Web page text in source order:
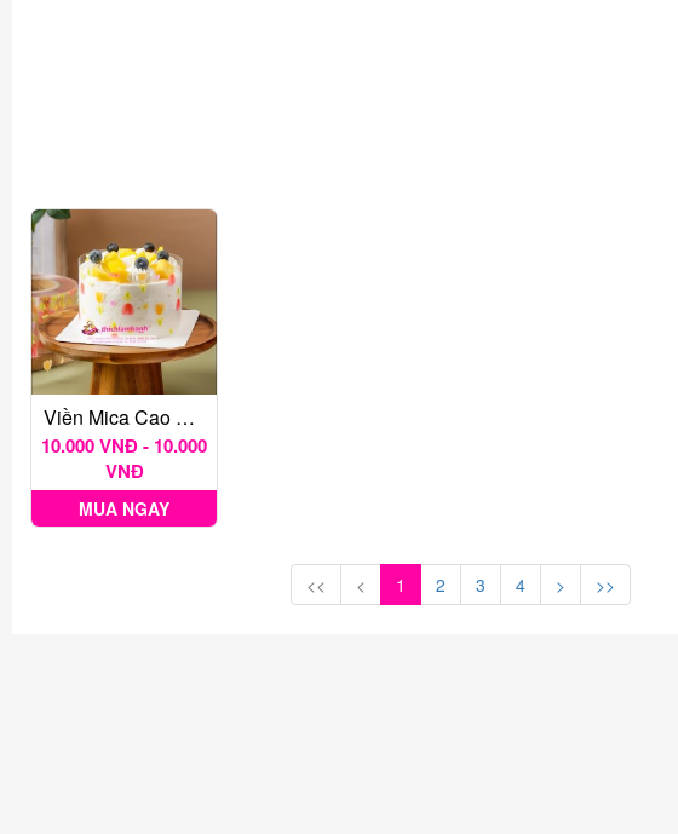
Viền Mica Cao 8cm Mẫu Họa Tiết 1M
10.000 VNĐ - 10.000
VNĐ
MUA NGAY
<< < 1 2 3 4 > >>